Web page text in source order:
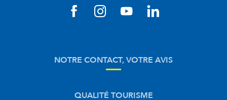
NOTRE CONTACT, VOTRE AVIS
QUALITÉ TOURISME